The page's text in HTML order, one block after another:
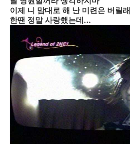
이제 니 맘대로 해 난 미련은 버릴래
한땐 정말 사랑했는데...